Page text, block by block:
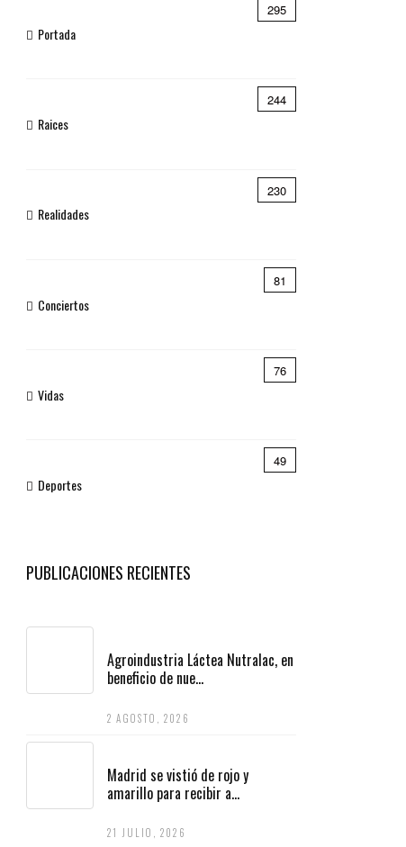
Portada
295
Raices
244
Realidades
230
Conciertos
81
Vidas
76
Deportes
49
PUBLICACIONES RECIENTES
Agroindustria Láctea Nutralac, en
beneficio de nue...
2 AGOSTO, 2026
Madrid se vistió de rojo y
amarillo para recibir a...
21 JULIO, 2026